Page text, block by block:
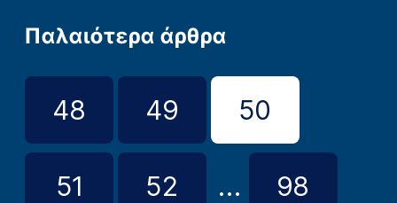
Παλαιότερα άρθρα
48 49 50
51 52 ... 98